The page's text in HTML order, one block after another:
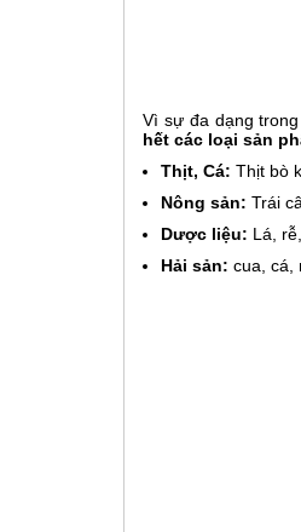
Vì sự đa dạng
hết các loại sản
Thịt, Cá: Thịt bò
Nông sản: Trái
Dược liệu: Lá,
Hải sản: cua, cá,